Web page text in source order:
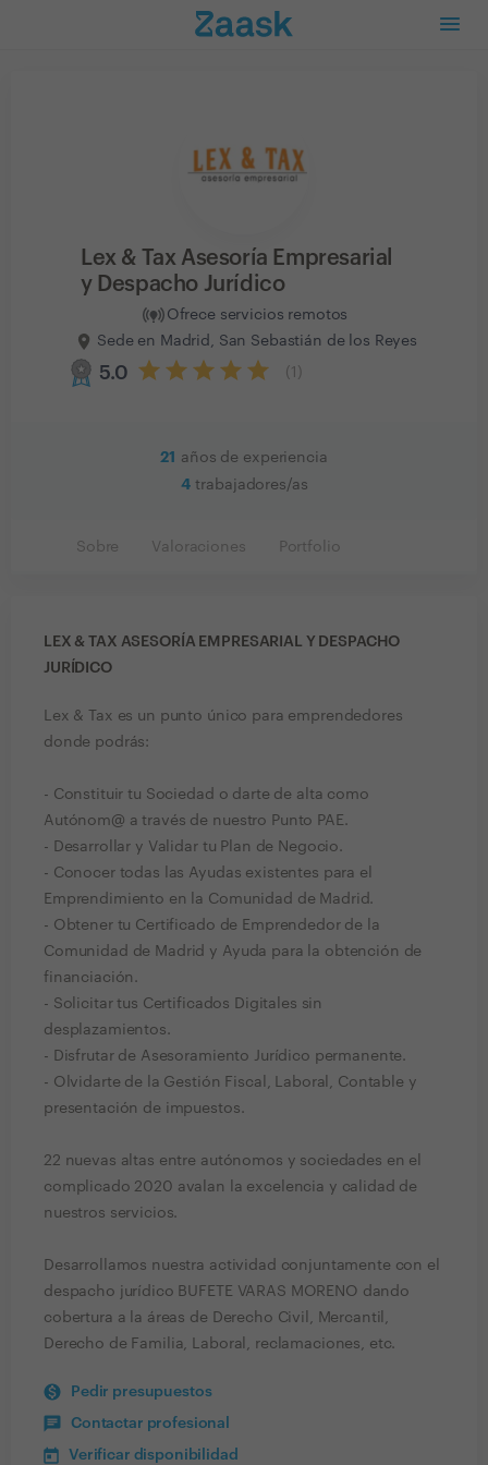
Lex & Tax Asesoría Empresarial
y Despacho Jurídico
Ofrece servicios remotos
Sede en Madrid, San Sebastián de los Reyes
5.0 1
21
años de experiencia
4 trabajadores/as
Sobre Valoraciones Portfolio
LEX & TAX ASESORÍA EMPRESARIAL Y DESPACHO
JURÍDICO
Lex & Tax es un punto único para emprendedores
donde podrás:
- Constituir tu Sociedad o darte de alta como
Autónom@ a través de nuestro Punto PAE.
- Desarrollar y Validar tu Plan de Negocio.
- Conocer todas las Ayudas existentes para el
Emprendimiento en la Comunidad de Madrid.
- Obtener tu Certificado de Emprendedor de la
Comunidad de Madrid y Ayuda para la obtención de
financiación.
- Solicitar tus Certificados Digitales sin
desplazamientos.
- Disfrutar de Asesoramiento Jurídico permanente.
- Olvidarte de la Gestión Fiscal, Laboral, Contable y
presentación de impuestos.
22 nuevas altas entre autónomos y sociedades en el
complicado 2020 avalan la excelencia y calidad de
nuestros servicios.
Desarrollamos nuestra actividad conjuntamente con el
despacho jurídico BUFETE VARAS MORENO dando
cobertura a la áreas de Derecho Civil, Mercantil,
Derecho de Familia, Laboral, reclamaciones, etc.
Pedir presupuestos
Contactar profesional
Verificar disponibilidad